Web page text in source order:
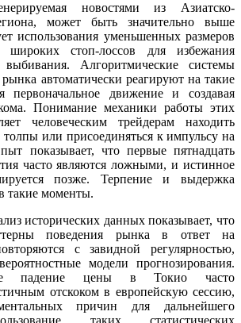
новостями из Азиатско-
может быть значительно выше
использования уменьшенных размеров
стоп-лоссов для избежания
выбивания. Алгоритмические системы
автоматически реагируют на такие
первоначальное движение и создавая
Понимание механики работы этих
человеческим трейдерам находить
толпы или присоединяться к импульсу на
показывает, что первые пятнадцать
часто являются ложными, и истинное
позже. Терпение и выдержка
такие моменты.
исторических данных показывает, что
поведения рынка в ответ на
с завидной регулярностью,
модели прогнозирования.
падение цены в Токио часто
отскоком в европейскую сессию,
причин для дальнейшего
таких статистических